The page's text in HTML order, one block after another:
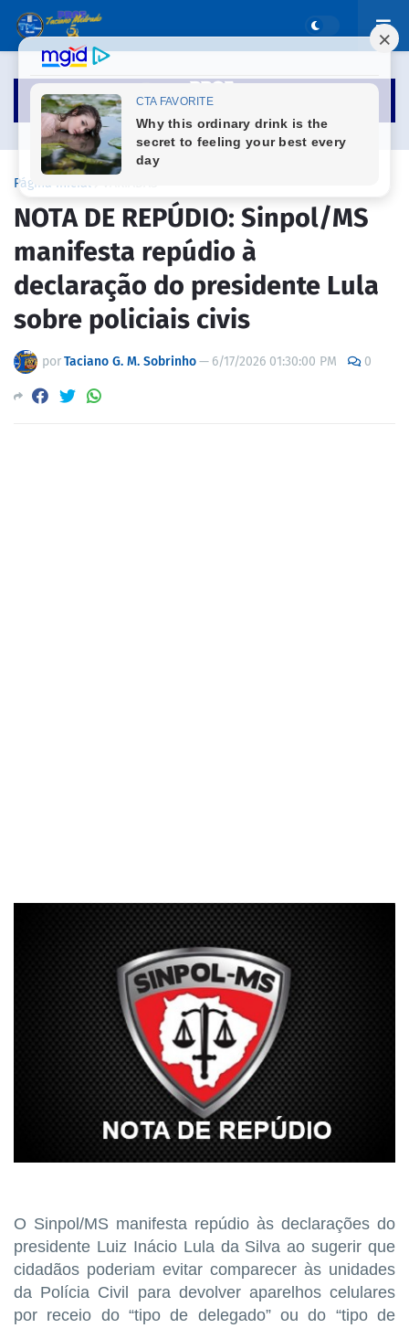
Página inicial
NOTA DE REPÚDIO: Sinpol/MS
manifesta repúdio à
declaração do presidente Lula
sobre policiais civis
porTaciano G. M. Sobrinho— 6/17/2026 01:30:00 PM 0
O Sinpol/MS manifesta repúdio às declarações do
presidente Luiz Inácio Lula da Silva ao sugerir que
cidadãos poderiam evitar comparecer às unidades
da Polícia Civil para devolver aparelhos celulares
por receio do “tipo de delegado” ou do “tipo de